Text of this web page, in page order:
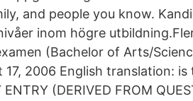
and people you know.
inom högre
(Bachelor of Arts/
2006 English translation:
(DERIVED FROM